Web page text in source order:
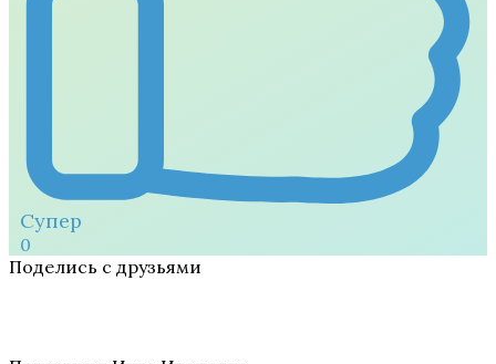
Супер
0
Поделись с друзьями